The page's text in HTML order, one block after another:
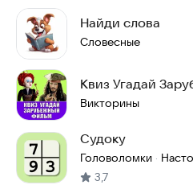
Найди слова
Словесные
Квиз Угадай
Викторины
Судоку
Головоломки ·
3,7